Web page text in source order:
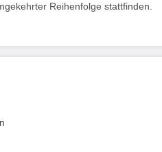
Reihenfolge stattfinden.